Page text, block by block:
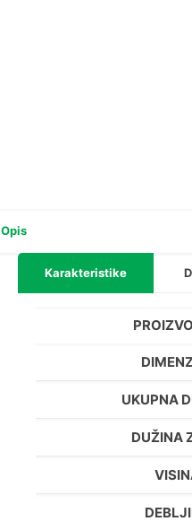
Opis
Karakteristike
UKUPNA
DUŽINA